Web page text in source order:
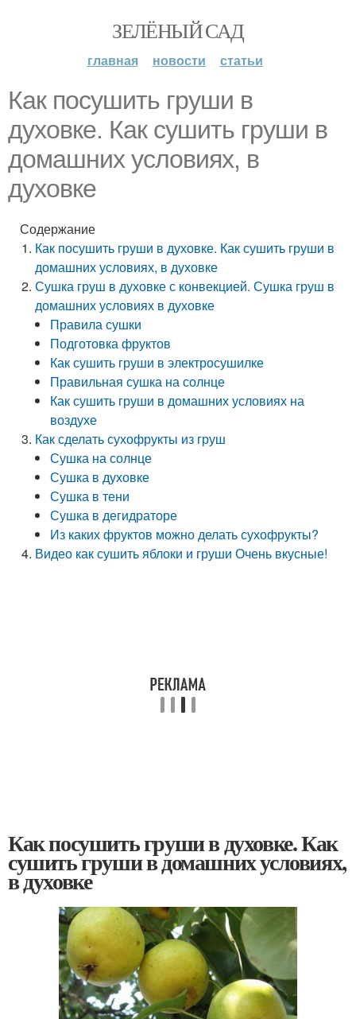
ЗЕЛЁНЫЙ САД
главная новости статьи
Как посушить груши в
духовке. Как сушить груши в
домашних условиях, в
духовке
Содержание
Как посушить груши в духовке. Как сушить груши в
домашних условиях, в духовке
Сушка груш в духовке с конвекцией. Сушка груш в
домашних условиях в духовке
Правила сушки
Подготовка фруктов
Как сушить груши в электросушилке
Правильная сушка на солнце
Как сушить груши в домашних условиях на
воздухе
Как сделать сухофрукты из груш
Сушка на солнце
Сушка в духовке
Сушка в тени
Сушка в дегидраторе
Из каких фруктов можно делать сухофрукты?
Видео как сушить яблоки и груши Очень вкусные!
Как посушить груши в духовке. Как
сушить груши в домашних условиях,
в духовке